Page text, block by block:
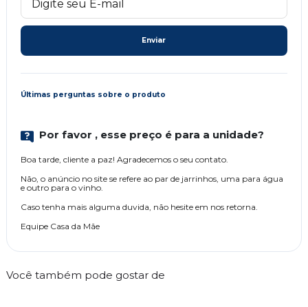
Enviar
Últimas perguntas sobre o produto
Por favor , esse preço é para a unidade?
Boa tarde, cliente a paz! Agradecemos o seu contato.
Não, o anúncio no site se refere ao par de jarrinhos, uma para água
e outro para o vinho.
Caso tenha mais alguma duvida, não hesite em nos retorna.
Equipe Casa da Mãe
Você também pode gostar de